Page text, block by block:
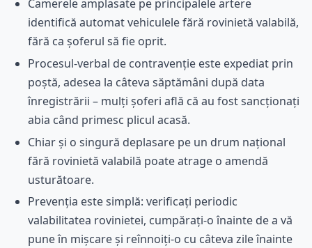
Camerele amplasate pe principalele artere
identifică automat vehiculele fără rovinietă valabilă,
fără ca șoferul să fie oprit.
Procesul-verbal de contravenție este expediat prin
poștă, adesea la câteva săptămâni după data
înregistrării – mulți șoferi află că au fost sancționați
abia când primesc plicul acasă.
Chiar și o singură deplasare pe un drum național
fără rovinietă valabilă poate atrage o amendă
usturătoare.
Prevenția este simplă: verificați periodic
valabilitatea rovinietei, cumpărați-o înainte de a vă
pune în mișcare și reînnoiți-o cu câteva zile înainte